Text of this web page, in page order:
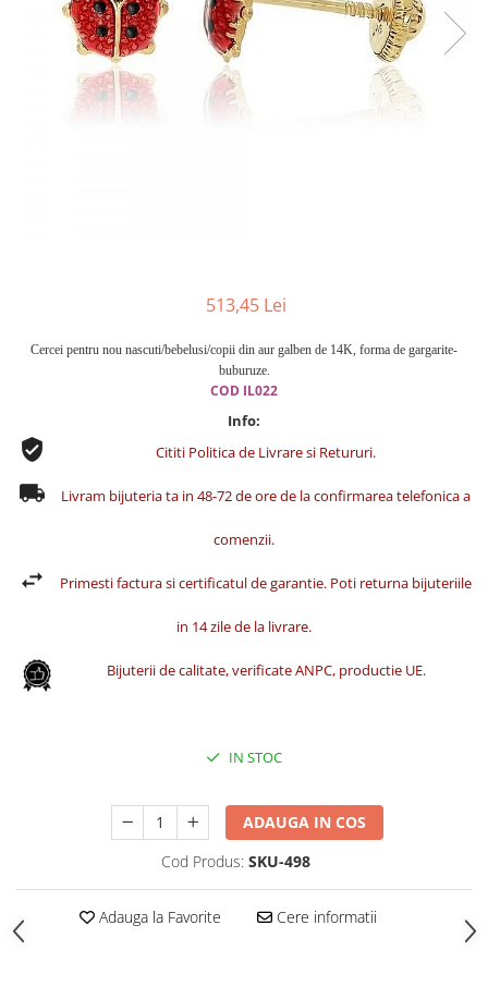
Cercei din aur dama
Cercei de aur lungi cu lant
Cercei din aur tortite
Cercei din aur alb
513,45 Lei
Cercei pentru nou nascuti/bebelusi/copii din aur galben de 14K, forma de gargarite-
buburuze.
COD IL022
Info:
Cititi Politica de Livrare si Retururi.
Livram bijuteria ta in 48-72 de ore de la confirmarea telefonica a
comenzii.
Primesti factura si certificatul de garantie. Poti returna bijuteriile
in 14 zile de la livrare.
Bijuterii de calitate, verificate ANPC, productie UE.
IN STOC
ADAUGA IN COS
Cod Produs: SKU-498
Adauga la Favorite Cere informatii